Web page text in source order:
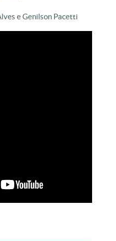
e Genilson Pacetti